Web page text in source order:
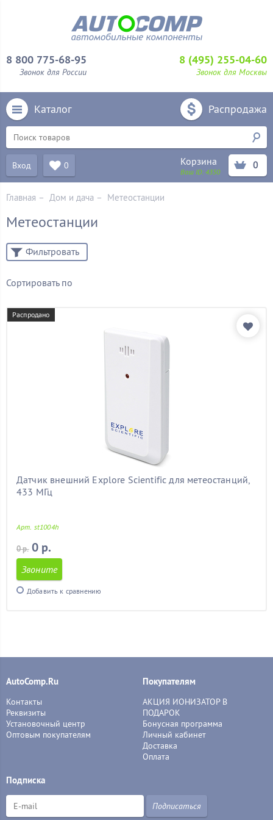
8 800 775-68-95
Звонок для России
8 (495) 255-04-60
Звонок для Москвы
Каталог Распродажа
Вход 0 Корзина
Ваш ID:4350
0
Главная – Дом и дача – Метеостанции
Метеостанции
Сортировать по
Распродано
Датчик внешний Explore Scientific для метеостанций,
433 МГц
Арт. st1004h
0 р. 0 р.
Звоните
Добавить к сравнению
Бренд
Ea2
Фильтровать
AutoComp.Ru
Контакты
Реквизиты
Установочный центр
Оптовым покупателям
Покупателям
АКЦИЯ ИОНИЗАТОР В
ПОДАРОК
Бонусная программа
Личный кабинет
Доставка
Оплата
Подписка
Подписаться